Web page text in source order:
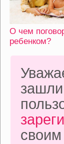
О чем
ребенком?
зашли